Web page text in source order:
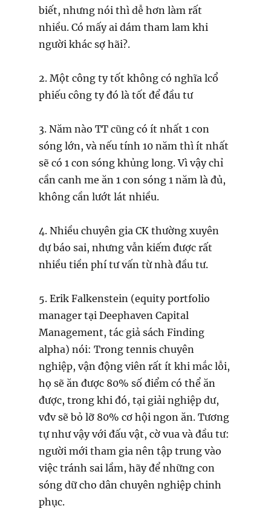
biết, nhưng nói thì dễ hơn làm rất
nhiều. Có mấy ai dám tham lam khi
người khác sợ hãi?.
2. Một công ty tốt không có nghĩa lcổ
phiếu công ty đó là tốt để đầu tư
3. Năm nào TT cũng có ít nhất 1 con
sóng lớn, và nếu tính 10 năm thì ít nhất
sẽ có 1 con sóng khủng long. Vì vậy chỉ
cần canh me ăn 1 con sóng 1 năm là đủ,
không cần lướt lát nhiều.
4. Nhiều chuyên gia CK thường xuyên
dự báo sai, nhưng vẫn kiếm được rất
nhiều tiền phí tư vấn từ nhà đầu tư.
5. Erik Falkenstein (equity portfolio
manager tại Deephaven Capital
Management, tác giả sách Finding
alpha) nói: Trong tennis chuyên
nghiệp, vận động viên rất ít khi mắc lỗi,
họ sẽ ăn được 80% số điểm có thể ăn
được, trong khi đó, tại giải nghiệp dư,
vđv sẽ bỏ lỡ 80% cơ hội ngon ăn. Tương
tự như vậy với đấu vật, cờ vua và đầu tư:
người mới tham gia nên tập trung vào
việc tránh sai lầm, hãy để những con
sóng dữ cho dân chuyên nghiệp chinh
phục.